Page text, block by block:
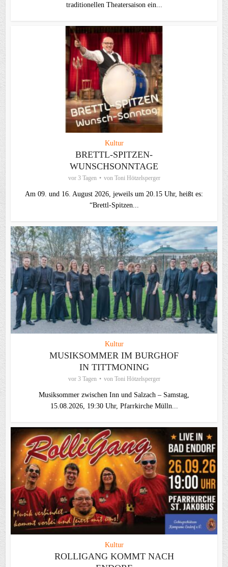
traditionellen Theater­saison ein...
Kultur
BRETTL-SPITZEN-
WUNSCHSONNTAGE
vor 3 Tagen von Toni Hötzelsperger
Am 09. und 16. August 2026, jeweils um 20.15 Uhr, heißt es:
“Brettl-Spitzen...
Kultur
MUSIKSOMMER IM BURGHOF
IN TITTMONING
vor 3 Tagen von Toni Hötzelsperger
Musiksommer zwischen Inn und Salzach – Samstag,
15.08.2026, 19:30 Uhr, Pfarrkirche Mülln...
Kultur
ROLLIGANG KOMMT NACH